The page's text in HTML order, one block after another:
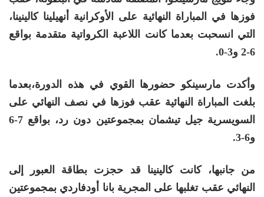
فوزها في المباراة النهائية على الأوكرانية أنهيلينا كالينينا،
التي انسحبت بعدما كانت اللاعبة الكرواتية متقدمة بواقع
6-2 و3-0.
وأكدت مارسينكو حضورها القوي في هذه الدورة،بعدما
بلغت المباراة النهائية عقب فوزها في نصف النهائي على
السويسرية جيل تيشمان بمجموعتين دون رد، بواقع 7-6
و6-3.
من جانبها، كانت كالينينا قد حجزت بطاقة العبور إلى
النهائي عقب تغلبها على المجرية بانا أودفاردي بمجموعتين